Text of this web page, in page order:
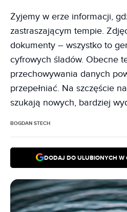
Żyjemy w erze informacji,
zastraszającym tempie.
dokumenty – wszystko to
cyfrowych śladów. Obecne
przechowywania danych
przepełniać. Na szczęście
szukają nowych, bardziej
BOGDAN STECH
DODAJ DO ULUBIONYCH W